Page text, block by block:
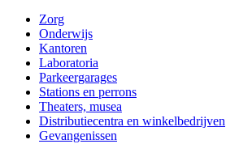
Zorg
Onderwijs
Kantoren
Laboratoria
Parkeergarages
Stations en perrons
Theaters, musea
Distributiecentra en winkelbedrijven
Gevangenissen